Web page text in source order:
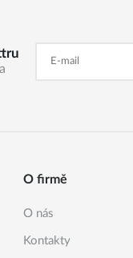
O firmě
O nás
Kontakty